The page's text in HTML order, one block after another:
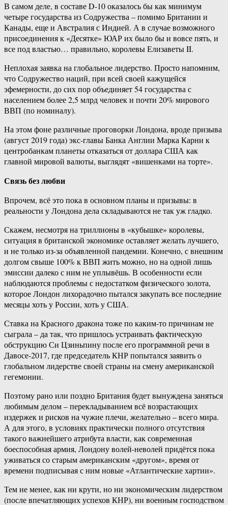
В самом деле, в составе D-10 оказалось бы как минимум
четыре государства из Содружества – помимо Британии и
Канады, еще и Австралия с Индией. А в случае возможного
присоединения к «Десятке» ЮАР их было бы и вовсе пять, и
все под властью… правильно, королевы Елизаветы II.
Неплохая заявка на глобальное лидерство. Просто напомним,
что Содружество наций, при всей своей кажущейся
эфемерности, до сих пор объединяет 54 государства с
населением более 2,5 млрд человек и почти 20% мирового
ВВП (по номиналу).
На этом фоне различные проговорки Лондона, вроде призыва
(август 2019 года) экс-главы Банка Англии Марка Карни к
центробанкам планеты отказаться от доллара США как
главной мировой валюты, выглядят «вишенками на торте».
Связь без любви
Впрочем, всё это пока в основном планы и призывы: в
реальности у Лондона дела складываются не так уж гладко.
Скажем, несмотря на триллионы в «кубышке» королевы,
ситуация в британской экономике оставляет желать лучшего,
и не только из-за объявленной пандемии. Конечно, с внешним
долгом свыше 100% к ВВП жить можно, но на одной лишь
эмиссии далеко с ним не уплывёшь. В особенности если
наблюдаются проблемы с недостатком физического золота,
которое Лондон лихорадочно пытался закупать все последние
месяцы хоть у России, хоть у США.
Ставка на Красного дракона тоже по каким-то причинам не
сыграла – да так, что пришлось устраивать фактическую
обструкцию Си Цзиньпину после его программной речи в
Давосе-2017, где председатель КНР попытался заявить о
глобальном лидерстве своей страны на смену американской
гегемонии.
Поэтому рано или поздно Британия будет вынуждена заняться
любимым делом – перекладыванием всё возрастающих
издержек и рисков на чужие плечи, желательно – всего мира.
А для этого, в условиях практически полного отсутствия
такого важнейшего атрибута власти, как современная
боеспособная армия, Лондону волей-неволей придётся пока
уживаться со старым американским «другом», время от
времени подписывая с ним новые «Атлантические хартии».
Тем не менее, как ни крути, но ни экономическим лидерством
(после впечатляющих успехов КНР), ни военным господством